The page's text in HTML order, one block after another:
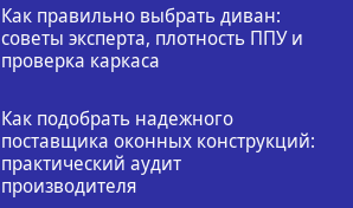
Как правильно выбрать диван:
советы эксперта, плотность ППУ и
проверка каркаса
Как подобрать надежного
поставщика оконных конструкций:
практический аудит
производителя